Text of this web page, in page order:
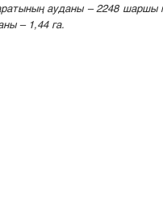
ауданы – 2248 шаршы
– 1,44 га.